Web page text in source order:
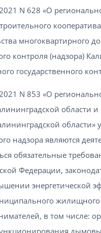
N 628 «О
многоквартирного
контроля (надзора)
государственного
N 853 «О
области
области»
надзора являются
обязательные
Федерации,
энергетической
в том числе: